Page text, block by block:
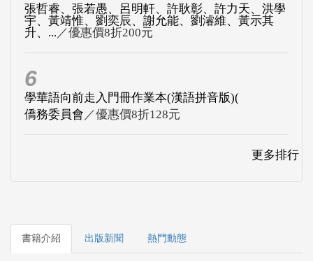
張哲睿、張若愚、呂明軒、許耿彰、許力天、洪學
宇、黃靖惟、劉奕辰、謝允能、劉濬維、黃示其
升、... ／優惠價8折200元
6
學華語向前走入門冊作業本(漢語拼音版)(
僑務委員會 ／優惠價8折128元
更多排行
書籍介紹 出版新聞 熱門動態